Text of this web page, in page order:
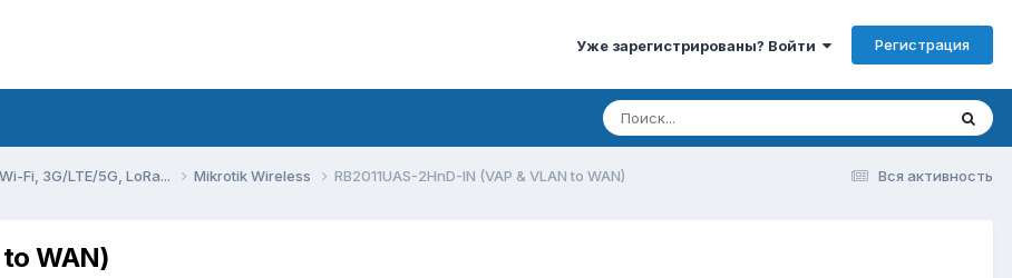
Уже зарегистрированы? Войти Регистрация
Вся активность
Fi, 3G/LTE/5G, LoRa... Mikrotik Wireless RB2011UAS-2HnD-IN (VAP & VLAN to WAN)
WAN)